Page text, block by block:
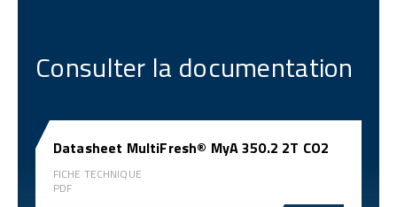
Consulter la documentation
Datasheet MultiFresh® MyA 350.2 2T CO2
FICHE TECHNIQUE
PDF